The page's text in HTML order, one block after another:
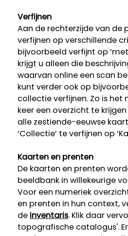
Verfijnen
Aan de rechterzijde van de
verfijnen op verschillende
bijvoorbeeld verfijnt op
krijgt u alleen die
waarvan online een scan
kunt verder ook op
collectie verfijnen. Zo is het
keer een overzicht te
alle zestiende-eeuwse
‘Collectie’ te verfijnen op
Kaarten en prenten
De kaarten en prenten
beeldbank in willekeurige
Voor een numeriek
en prenten in hun context,
de inventaris. Klik daar
topografische catalogus'.